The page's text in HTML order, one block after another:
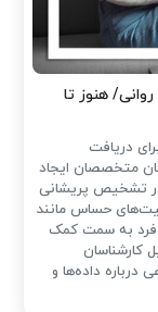
هنوز تا
دریافت
متخصصان ایجاد
تشخیص پریشانی
حساس مانند
فرد به سمت کمک
کارشناسان
داده‌ها و